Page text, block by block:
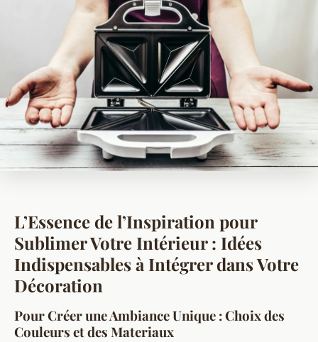
L’Essence de l’Inspiration pour
Sublimer Votre Intérieur : Idées
Indispensables à Intégrer dans Votre
Décoration
Pour Créer une Ambiance Unique : Choix des
Couleurs et des Materiaux